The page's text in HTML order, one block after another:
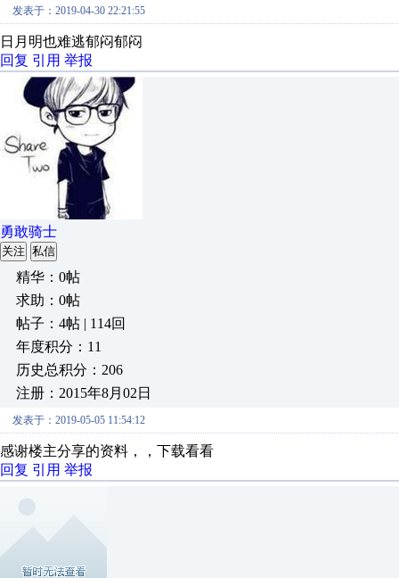
发表于：2019-04-30 22:21:55
日月明也难逃郁闷郁闷
回复 引用 举报
勇敢骑士
关注 私信
精华：0帖
求助：0帖
帖子：4帖 | 114回
年度积分：11
历史总积分：206
注册：2015年8月02日
发表于：2019-05-05 11:54:12
感谢楼主分享的资料，，下载看看
回复 引用 举报